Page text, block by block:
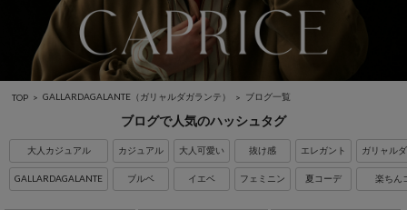
TOP GALLARDAGALANTE（ガリャルダガランテ） ブログ一覧
ブログで人気のハッシュタグ
大人カジュアル
GALLARDAGALANTE
カジュアル
ブルベ
大人可愛い
イエベ
抜け感
フェミニン
エレガント
夏コーデ
ガリャル
楽ちん